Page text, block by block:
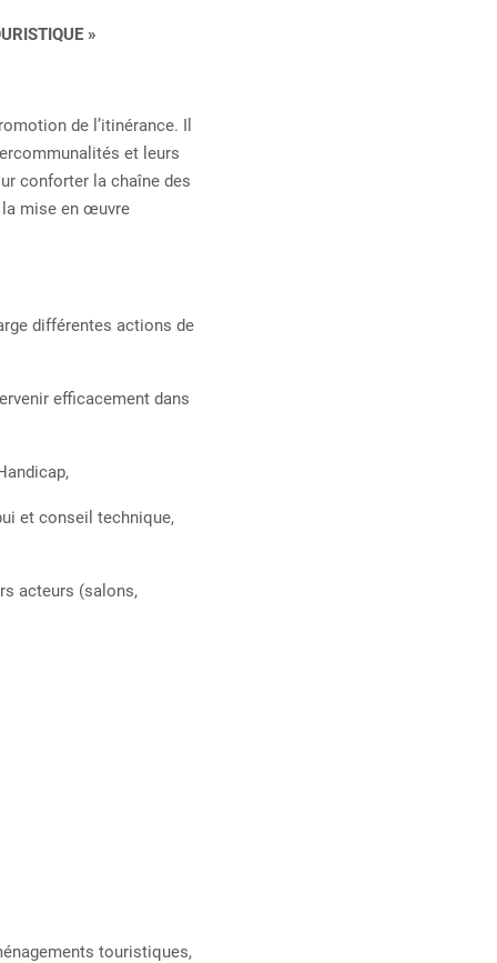
»
de l’itinérance. Il
et leurs
conforter la chaîne des
mise en œuvre
différentes actions de
efficacement dans
et conseil technique,
acteurs (salons,
touristiques,